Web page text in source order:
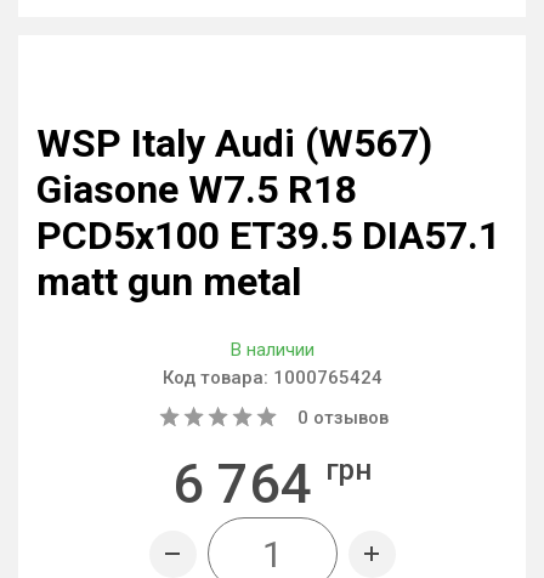
WSP Italy Audi (W567)
Giasone W7.5 R18
PCD5x100 ET39.5 DIA57.1
matt gun metal
В наличии
Код товара: 1000765424
0 отзывов
6 764 грн